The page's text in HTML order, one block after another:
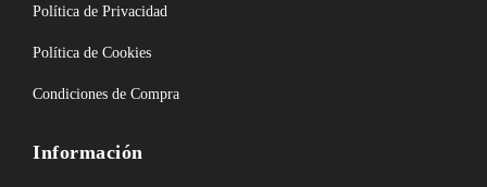
Política de Privacidad
Política de Cookies
Condiciones de Compra
Información